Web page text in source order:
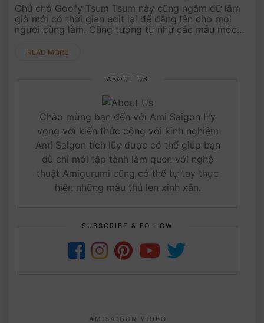
Chú chó Goofy Tsum Tsum này cũng ngâm dữ lắm
giờ mới có thời gian edit lại để đăng lên cho mọi
người cùng làm. Cũng tương tự như các mẫu móc
có phần đầu hơi phức tạp. Bạn th....
READ MORE
ABOUT US
Chào mừng bạn đến với Ami Saigon Hy
vọng với kiến thức cộng với kinh nghiệm
Ami Saigon tích lũy được có thể giúp bạn
dù chỉ mới tập tành làm quen với nghệ
thuật Amigurumi cũng có thể tự tay thực
hiện những mẫu thú len xinh xắn.
SUBSCRIBE & FOLLOW
AMISAIGON VIDEO